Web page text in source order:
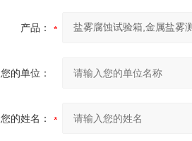
产品：
您的单位：
您的姓名：